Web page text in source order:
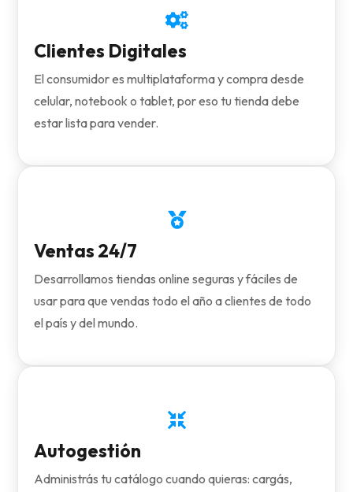

Clientes Digitales
El consumidor es multiplataforma y compra desde
celular, notebook o tablet, por eso tu tienda debe
estar lista para vender.

Ventas 24/7
Desarrollamos tiendas online seguras y fáciles de
usar para que vendas todo el año a clientes de todo
el país y del mundo.

Autogestión
Administrás tu catálogo cuando quieras: cargás,